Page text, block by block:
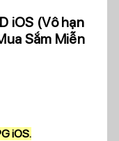
iOS (Vô hạn
Sắm Miễn
iOS.